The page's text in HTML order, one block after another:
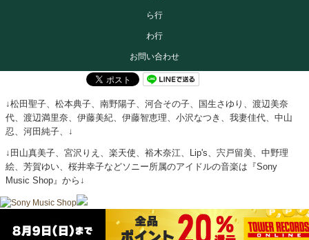
ら行
わ行
お問い合わせ
↓松田聖子、松本典子、南野陽子、河合その子、国生さゆり、渡辺美奈
代、渡辺満里奈、伊藤美紀、伊藤智恵理、小沢なつき、我妻佳代、中山
忍、河田純子、↓
↓田山真美子、宮沢りえ、楽天使、裕木奈江、Lip's、宍戸留美、中野理
絵、芳賀ゆい、桜井幸子などソニー所属のアイドルの音楽は『Sony
Music Shop』から↓